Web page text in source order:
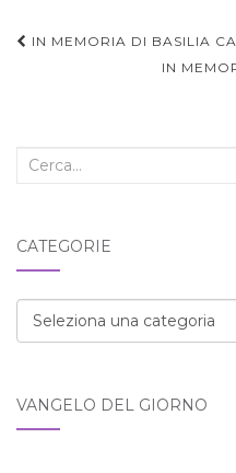
Navigazione
IN MEMORIA DI BASILIA
IN
Cerca
CATEGORIE
Categorie
VANGELO DEL GIORNO